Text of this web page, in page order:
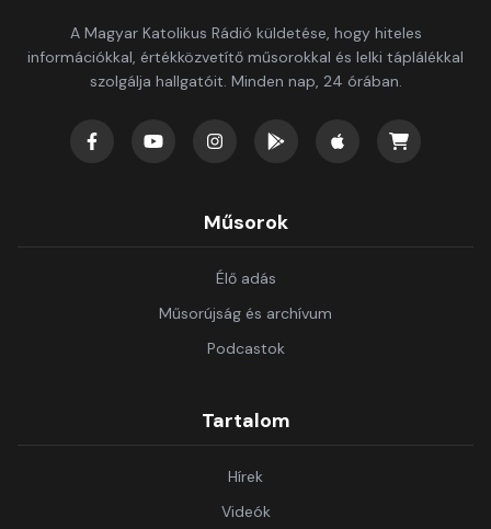
A Magyar Katolikus Rádió küldetése, hogy hiteles
információkkal, értékközvetítő műsorokkal és lelki táplálékkal
szolgálja hallgatóit. Minden nap, 24 órában.
Műsorok
Élő adás
Műsorújság és archívum
Podcastok
Tartalom
Hírek
Videók